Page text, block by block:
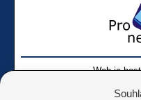
Web je